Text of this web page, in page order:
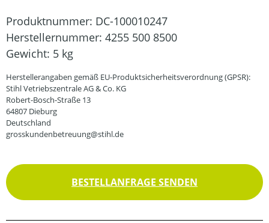
Produktnummer: DC-100010247
Herstellernummer: 4255 500 8500
Gewicht: 5 kg
Herstellerangaben gemäß EU-Produktsicherheitsverordnung (GPSR):
Stihl Vetriebszentrale AG & Co. KG
Robert-Bosch-Straße 13
64807 Dieburg
Deutschland
grosskundenbetreuung@stihl.de
BESTELLANFRAGE SENDEN